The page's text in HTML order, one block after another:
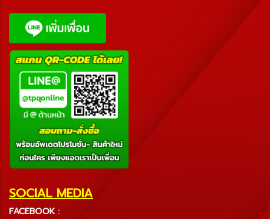
SOCIAL MEDIA
FACEBOOK :